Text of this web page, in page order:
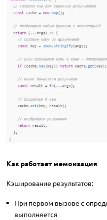
Как работает мемоизация
Кэширование результатов:
При первом вызове с
выполняется